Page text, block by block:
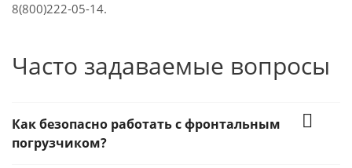
8(800)222-05-14.
Часто задаваемые вопросы
Как безопасно работать с фронтальным
погрузчиком?